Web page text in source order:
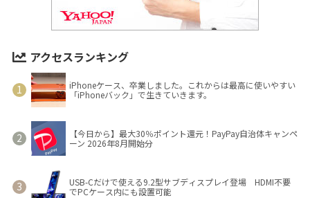
アクセスランキング
iPhoneケース、卒業しました。これからは最高に使いやすい
「iPhoneバック」で生きていきます。
【今日から】最大30％ポイント還元！PayPay自治体キャンペ
ーン 2026年8月開始分
USB-Cだけで使える9.2型サブディスプレイ登場 HDMI不要
でPCケース内にも設置可能